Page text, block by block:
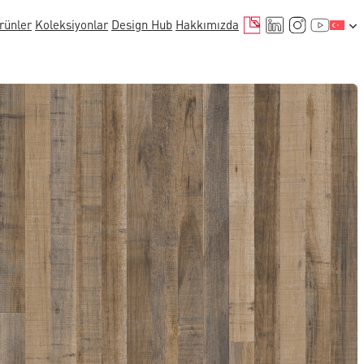
Koleksiyonlar Design Hub Hakkımızda E-postaLinkedIn